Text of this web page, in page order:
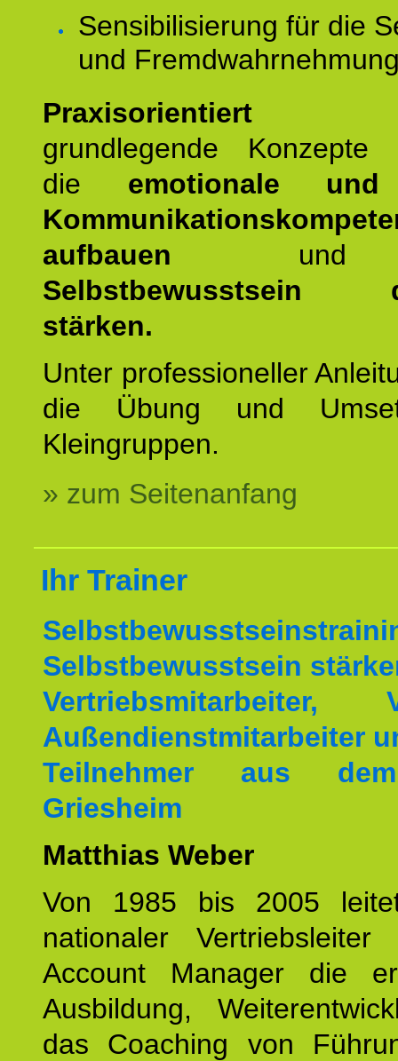
Sensibilisierung für die
und
Praxisorientiert
grundlegende Konzepte
die emotionale
aufbauen
Selbstbewusstsein
stärken.
Unter professioneller
die Übung und
Kleingruppen.
» zum Seitenanfang
Ihr Trainer
Selbstbewusstsein
Vertriebsmitarbeiter,
Außendienstmitarbeiter
Teilnehmer aus
Griesheim
Matthias Weber
Von 1985 bis 2005
nationaler
Account Manager die
Ausbildung,
das Coaching von